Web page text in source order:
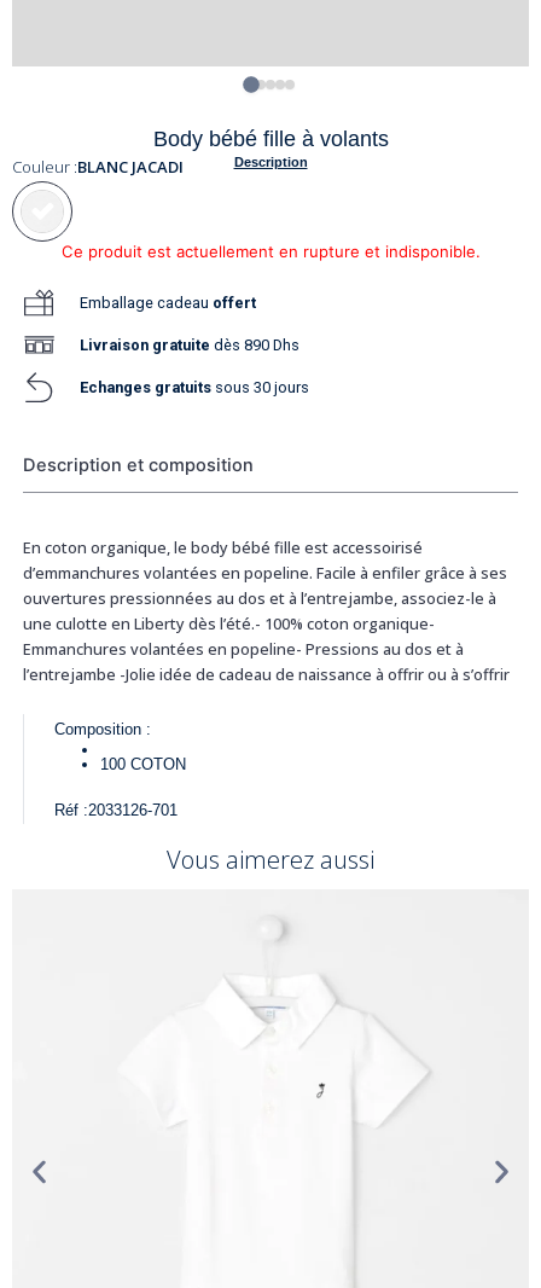
Body bébé fille à volants
Description
Couleur :BLANC JACADI
Ce produit est actuellement en rupture et indisponible.
Emballage cadeau offert
Livraison gratuite dès 890 Dhs
Echanges gratuits sous 30 jours
Description et composition
En coton organique, le body bébé fille est accessoirisé
d’emmanchures volantées en popeline. Facile à enfiler grâce à ses
ouvertures pressionnées au dos et à l’entrejambe, associez-le à
une culotte en Liberty dès l’été.- 100% coton organique-
Emmanchures volantées en popeline- Pressions au dos et à
l’entrejambe -Jolie idée de cadeau de naissance à offrir ou à s’offrir
Composition :
100 COTON
Réf :2033126-701
Vous aimerez aussi